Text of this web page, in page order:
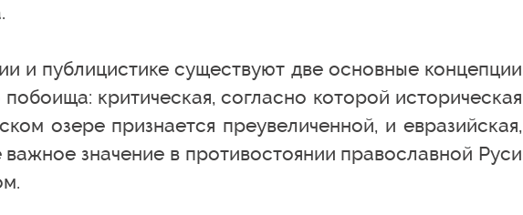
и публицистике существуют две основные концепции
критическая, согласно которой историческая
озере признается преувеличенной, и евразийская,
важное значение в противостоянии православной Руси